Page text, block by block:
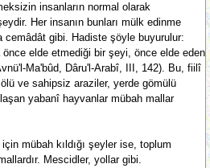
insanların normal olarak
Her insanın bunları mülk edinme
cemâdât gibi. Hadiste şöyle buyurulur:
önce elde etmediği bir şeyi, önce elde eden
Ma'bûd, Dâru'l-Arabî, III, 142). Bu, fiilî
ve sahipsiz araziler, yerde gömülü
yabanî hayvanlar mübah mallar
mübah kıldığı şeyler ise, toplum
Mescidler, yollar gibi.